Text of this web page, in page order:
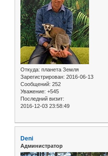
Откуда: планета Земля
Зарегистрирован: 2016-06-13
Сообщений: 252
Уважение: +545
Последний визит:
2016-12-03 23:58:49
Deni
Администратор